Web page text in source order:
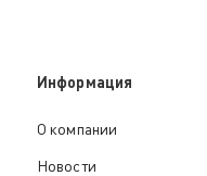
Информация
О компании
Новости